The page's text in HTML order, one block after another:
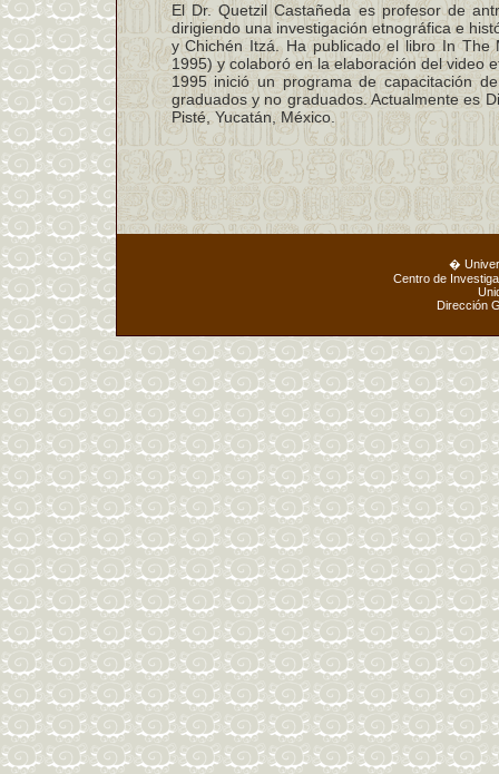
El Dr. Quetzil Castañeda es profesor de
dirigiendo una investigación etnográfica e
y Chichén Itzá. Ha publicado el libro In The
1995) y colaboró en la elaboración del video
1995 inició un programa de capacitación
graduados y no graduados. Actualmente es
Pisté, Yucatán, México.
�
Centro de
Dirección